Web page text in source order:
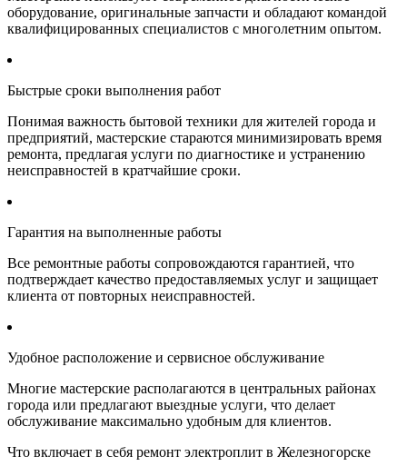
оборудование, оригинальные запчасти и обладают командой
квалифицированных специалистов с многолетним опытом.
Быстрые сроки выполнения работ
Понимая важность бытовой техники для жителей города и
предприятий, мастерские стараются минимизировать время
ремонта, предлагая услуги по диагностике и устранению
неисправностей в кратчайшие сроки.
Гарантия на выполненные работы
Все ремонтные работы сопровождаются гарантией, что
подтверждает качество предоставляемых услуг и защищает
клиента от повторных неисправностей.
Удобное расположение и сервисное обслуживание
Многие мастерские располагаются в центральных районах
города или предлагают выездные услуги, что делает
обслуживание максимально удобным для клиентов.
Что включает в себя ремонт электроплит в Железногорске